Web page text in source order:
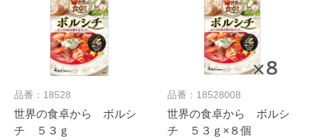
品番：18528
世界の食卓から ボルシ
チ ５３ｇ
品番：18528008
世界の食卓から ボルシ
チ ５３ｇ×８個